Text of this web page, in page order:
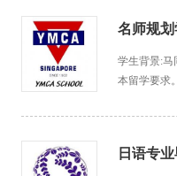
名师规
学生背景:马
本留学要求。
日语专